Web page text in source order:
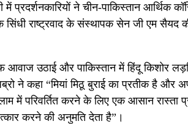
ने चीन-पाकिस्तान आर्थिक
राष्ट्रवाद के संस्थापक सेन जी एम सैयद
आवाज उठाई और पाकिस्तान में हिंदू किशोर
ने कहा “मियां मिठू बुराई का प्रतीक है और
में परिवर्तित करने के लिए एक आसान रास्ता
करने की अनुमति देता है”।